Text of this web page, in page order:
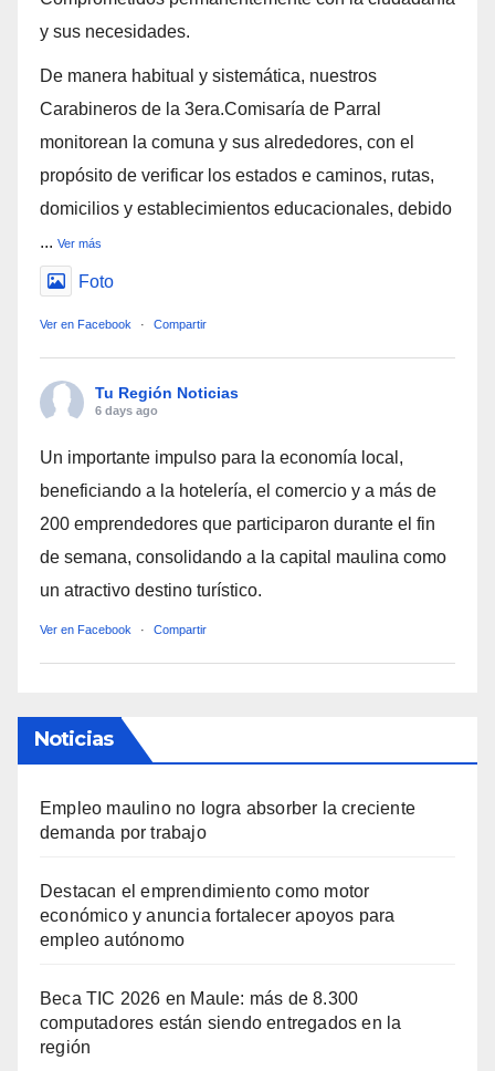
y sus necesidades.
De manera habitual y sistemática, nuestros
Carabineros de la 3era.Comisaría de Parral
monitorean la comuna y sus alrededores, con el
propósito de verificar los estados e caminos, rutas,
domicilios y establecimientos educacionales, debido
... Ver más
Foto
Ver en Facebook · Compartir
Tu Región Noticias
6 days ago
Un importante impulso para la economía local,
beneficiando a la hotelería, el comercio y a más de
200 emprendedores que participaron durante el fin
de semana, consolidando a la capital maulina como
un atractivo destino turístico.
Ver en Facebook · Compartir
Noticias
Empleo maulino no logra absorber la creciente
demanda por trabajo
Destacan el emprendimiento como motor
económico y anuncia fortalecer apoyos para
empleo autónomo
Beca TIC 2026 en Maule: más de 8.300
computadores están siendo entregados en la
región